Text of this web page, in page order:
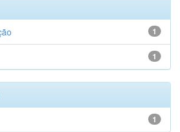
1
1
1